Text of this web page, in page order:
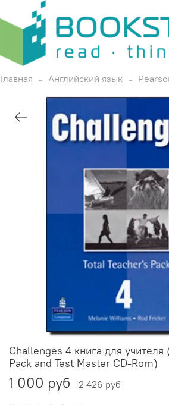
Главная Английский язык
Challenges 4 книга для учителя
Pack and Test Master CD-Rom)
1 000 руб 2 426 руб